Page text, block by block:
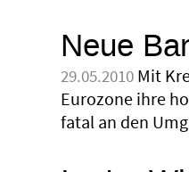
Neue
29.05.2010 Mit
Eurozone ihre
fatal an den